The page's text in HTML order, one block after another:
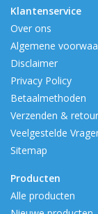
Klantenservice
Over ons
Algemene
Disclaimer
Privacy Policy
Betaalmethoden
Verzenden &
Veelgestelde
Sitemap
Producten
Alle producten